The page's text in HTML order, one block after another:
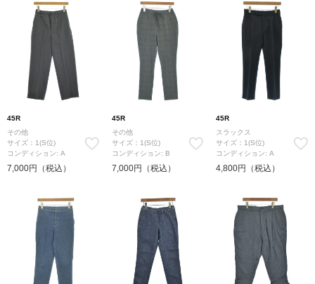
45R
その他
サイズ：1(S位)
コンディション: A
7,000円（税込）
45R
その他
サイズ：1(S位)
コンディション: B
7,000円（税込）
45R
スラックス
サイズ：1(S位)
コンディション: A
4,800円（税込）